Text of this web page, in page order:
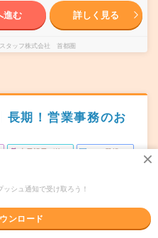
進む 詳しく見る
タッフ株式会社 首都圏
長期！営業事務のお
土日祝日が休み WEB登録OK
安駅から徒歩12分
祝休み！
シュ通知で受け取ろう！
ンロード